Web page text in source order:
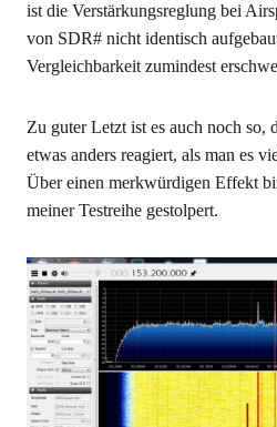
ist die Verstärkungsreglung bei
von SDR# nicht identisch
Vergleichbarkeit zumindest
Zu guter Letzt ist es auch noch so,
etwas anders reagiert, als man es
Über einen merkwürdigen Effekt
meiner Testreihe gestolpert.